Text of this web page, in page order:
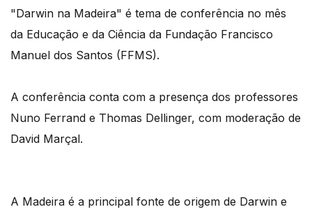
"Darwin na Madeira" é tema de conferência no mês
da Educação e da Ciência da Fundação Francisco
Manuel dos Santos (FFMS).
A conferência conta com a presença dos professores
Nuno Ferrand e Thomas Dellinger, com moderação de
David Marçal.
A Madeira é a principal fonte de origem de Darwin e